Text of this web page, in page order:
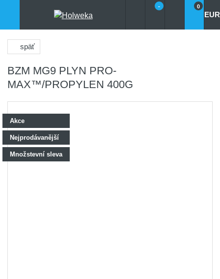
- 0
EUR
späť
BZM MG9 PLYN PRO-
MAX™/PROPYLEN 400G
Akce
Nejprodávanější
Množstevní sleva